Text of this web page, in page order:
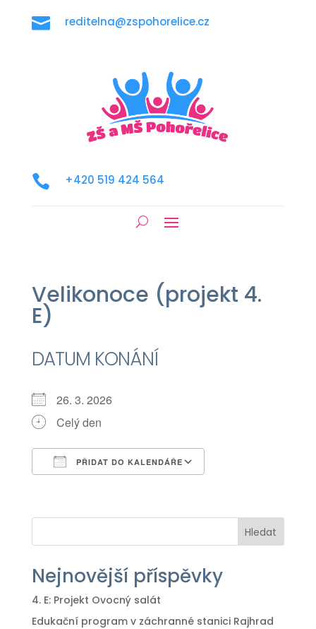
 reditelna@zspohorelice.cz
 +420 519 424 564
Velikonoce (projekt 4.
E)
DATUM KONÁNÍ
26. 3. 2026
Celý den
PŘIDAT DO KALENDÁŘE
Hledat
Nejnovější příspěvky
4. E: Projekt Ovocný salát
Edukační program v záchranné stanici Rajhrad